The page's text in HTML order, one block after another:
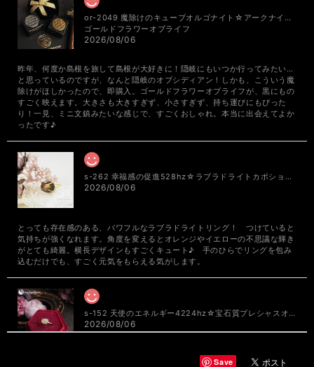
or-2049 魔除けのキューブオルゴナイト☆アークナイト＆隠岐オブシディアンNEO・TAOオルゴナイトアミュレット
ゴールドフラワーオブライフ
2026/08/06
昨年、何度か島根を旅して島根が大好きに！隠岐にもいつか行ってみたい…
と思っているのですが、なんと隠岐のオブシディアン！しかも、こういう魔
除けがほしかったので、即購入。ゴールドフラワーオブライフが、黒にもの
すごく映えます。大きさも大きすぎず、小さすぎず、持ち運びにもぴった
り！一見、ミニ文鎮みたいな感じで、すごくおしゃれ。本当に出会えてよか
ったです♪
s-262 幸福感の促進528hz☆ラブラドライトカボション☆周波数ジュエリー☆K18GPリング
2026/08/06
とっても存在感のある、パワフルなラブラドライトリング！ つけていると
気持ちが強くなれます。角度を変えるとオレンジやイエローの不思議な輝き
がとても綺麗。横長デザインもすごくキュート♪ 手のひらでリングを包み
込むだけでも、すごく元気をもらえる気がします。
s-152 天使のエネルギー4224hz☆宝石質プレシャスオパールオーバルカボション☆周波数ジュエリー☆SV925リング
2026/08/06
透明感のある、とっても素敵なオパール。角度を変えると、やわらかいミル
Save